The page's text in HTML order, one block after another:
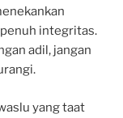
integritas.
adil, jangan
yang taat